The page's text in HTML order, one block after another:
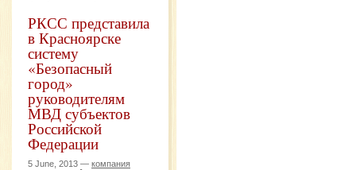
РКСС представила
в Красноярске
систему
«Безопасный
город»
руководителям
МВД субъектов
Российской
Федерации
5 June, 2013 — компания